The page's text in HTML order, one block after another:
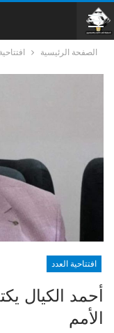
الصفحة الرئيسية
افتتاحية العدد
أحمد الكيال
الأمم